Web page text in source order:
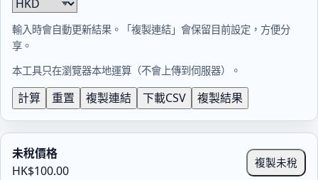
輸入時會自動更新結果。「複製連結」會保留目前設定，方便分
享。
本工具只在瀏覽器本地運算（不會上傳到伺服器）。
計算 重置 複製連結 下載CSV 複製結果
未稅價格
HK$100.00
複製未稅